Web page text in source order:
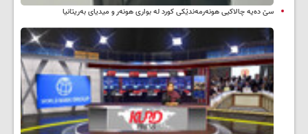
سێ دەیە چالاکیی هونەرمەندێکی کورد لە بواری هونەر و میدیای بەریتانیا